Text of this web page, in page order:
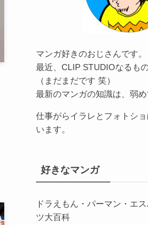
マンガ好きのおじさんです。
最近、CLIP STUDIOなるも
（まだまだです 笑）
最新のマンガの知識は、弱
仕事がらイラレとフォトシ
います。
好きなマンガ
ドラえもん・パーマン・エ
ツ大百科